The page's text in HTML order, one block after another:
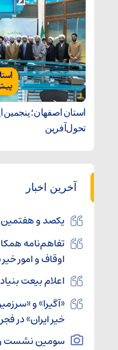
استان اصفهان؛ پنجمین
تحول‌آفرین
آخرین اخبار
یکصد و هفتمین
تفاهم‌نامه
اوقاف و امور
اعلام بیعت
«آگیرا» و
خیر ایران» در فجر ۴۴
سومین نشست